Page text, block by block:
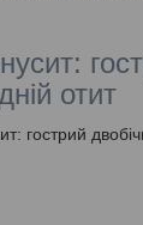
отит
гострий